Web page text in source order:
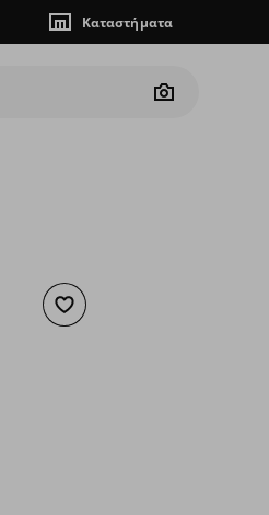
Καταστήματα
Camera
Προσθήκη στα αγαπημένα